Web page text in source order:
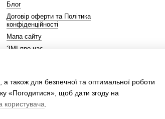
Блог
Договір оферти та Політика
конфіденційності
Мапа сайту
ЗМІ про нас
також для безпечної та оптимальної роботи
«Погодитися», щоб дати згоду на
користувача